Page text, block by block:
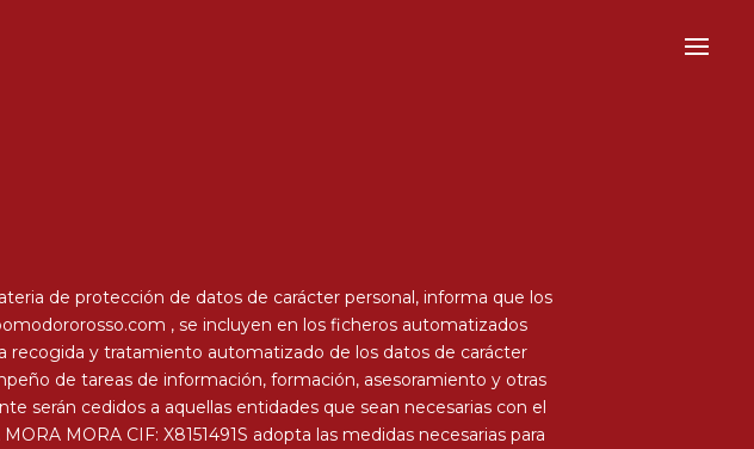
de protección de datos de carácter personal, informa que los
, se incluyen en los ficheros automatizados
recogida y tratamiento automatizado de los datos de carácter
de tareas de información, formación, asesoramiento y otras
serán cedidos a aquellas entidades que sean necesarias con el
MORA CIF: X8151491S adopta las medidas necesarias para